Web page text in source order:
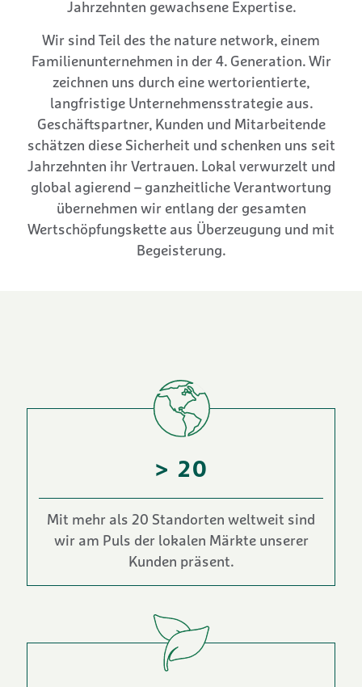
Jahrzehnten gewachsene Expertise.
Wir sind Teil des the nature network, einem
Familienunternehmen in der 4. Generation. Wir
zeichnen uns durch eine wertorientierte,
langfristige Unternehmensstrategie aus.
Geschäftspartner, Kunden und Mitarbeitende
schätzen diese Sicherheit und schenken uns seit
Jahrzehnten ihr Vertrauen. Lokal verwurzelt und
global agierend – ganzheitliche Verantwortung
übernehmen wir entlang der gesamten
Wertschöpfungskette aus Überzeugung und mit
Begeisterung.
> 20
Mit mehr als 20 Standorten weltweit sind
wir am Puls der lokalen Märkte unserer
Kunden präsent.